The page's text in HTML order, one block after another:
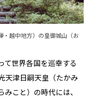
・越中地方）の皇御城山（お
世界各国を巡幸する
天津日嗣天皇（たかみ
こと）の時代には、